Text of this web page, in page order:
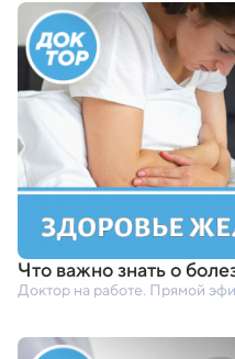
Что важно знать о
Доктор на работе. Прямой